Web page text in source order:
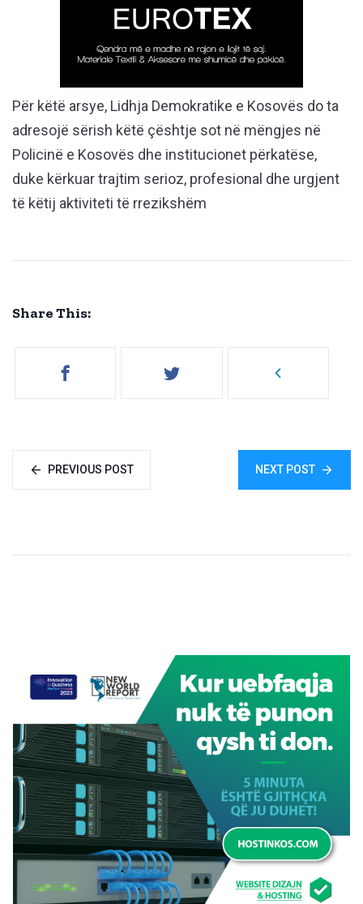
Për këtë arsye, Lidhja Demokratike e Kosovës do ta
adresojë sërish këtë çështje sot në mëngjes në
Policinë e Kosovës dhe institucionet përkatëse,
duke kërkuar trajtim serioz, profesional dhe urgjent
të këtij aktiviteti të rrezikshëm
Share This:
PREVIOUS POST NEXT POST